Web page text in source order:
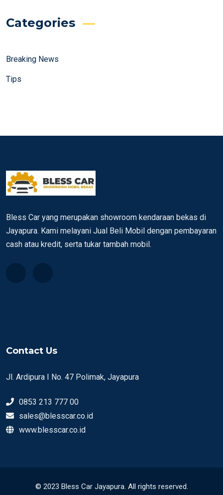
Categories
Breaking News
Tips
Bless Car yang merupakan showroom kendaraan bekas di
Jayapura. Kami melayani Jual Beli Mobil dengan pembayaran
cash atau kredit, serta tukar tambah mobil.
Contact Us
Jl. Ardipura I No. 47 Polimak, Jayapura
0853 213 777 00
sales@blesscar.co.id
www.blesscar.co.id
© 2023 Bless Car Jayapura. All rights reserved.